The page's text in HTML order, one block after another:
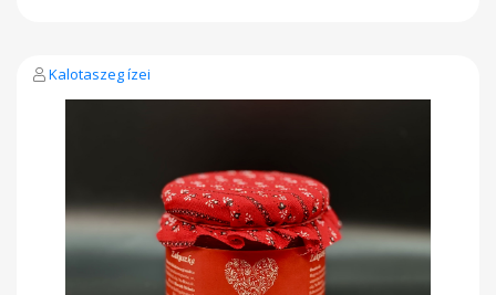
Kalotaszeg ízei